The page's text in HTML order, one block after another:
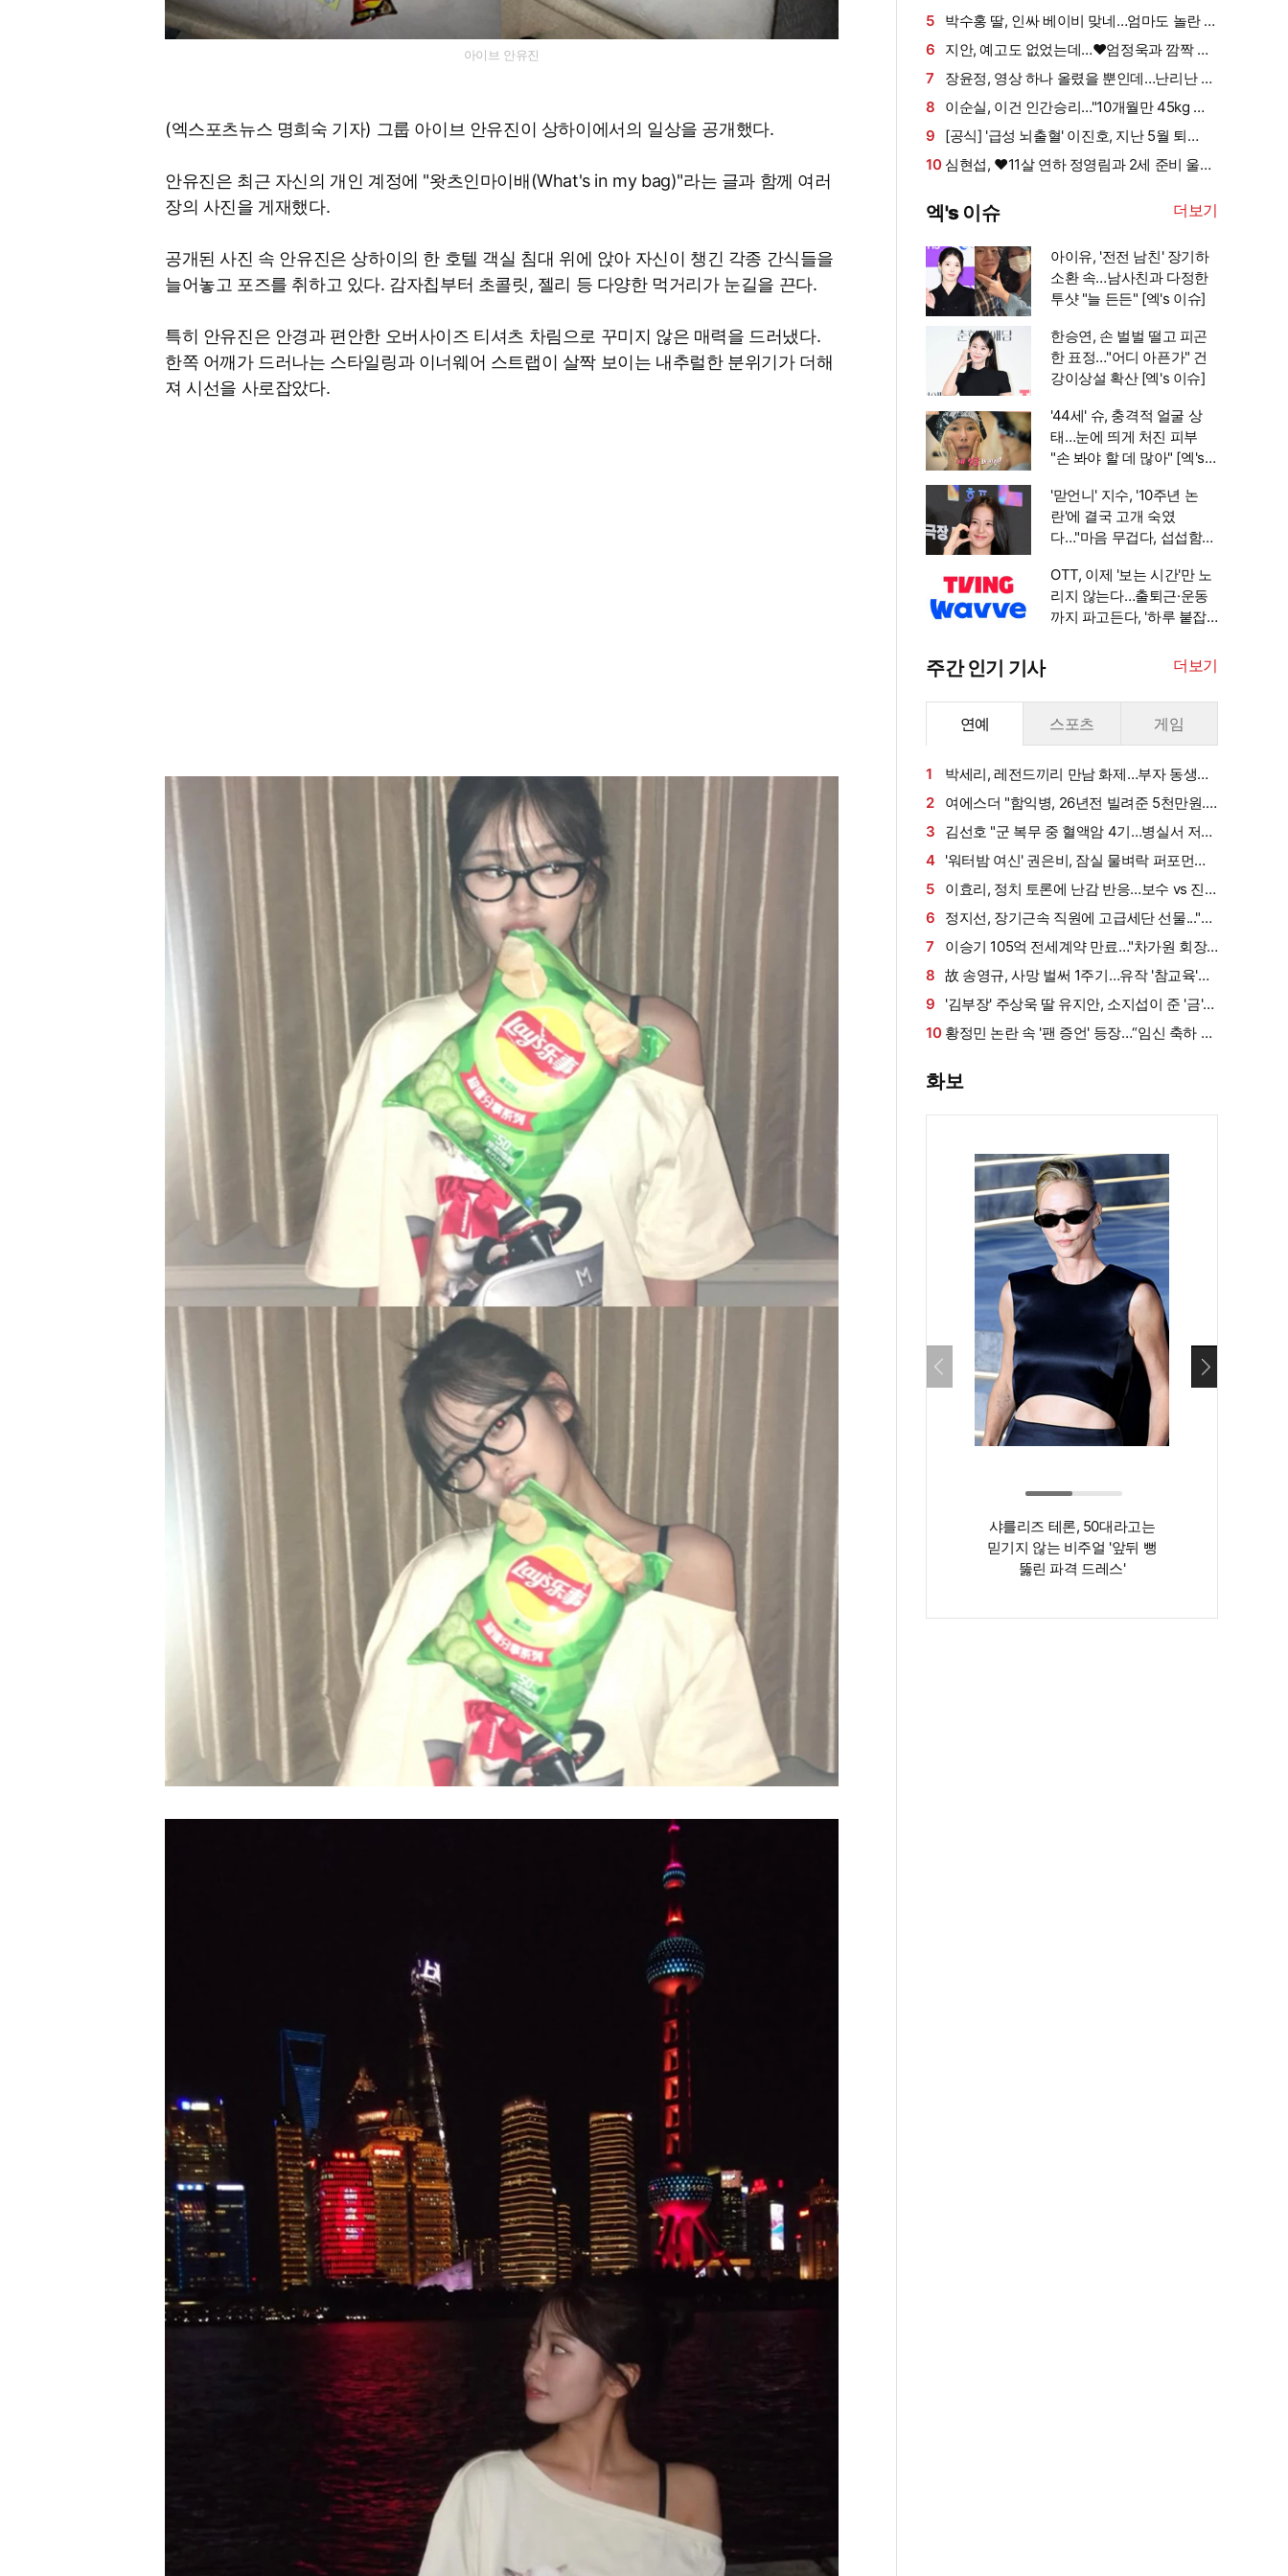
아이브 안유진
(엑스포츠뉴스 명희숙 기자) 그룹 아이브 안유진이 상하이에서의 일상을 공개했다.
안유진은 최근 자신의 개인 계정에 "왓츠인마이배(What's in my bag)"라는 글과 함께 여러
장의 사진을 게재했다.
공개된 사진 속 안유진은 상하이의 한 호텔 객실 침대 위에 앉아 자신이 챙긴 각종 간식들을
늘어놓고 포즈를 취하고 있다. 감자칩부터 초콜릿, 젤리 등 다양한 먹거리가 눈길을 끈다.
특히 안유진은 안경과 편안한 오버사이즈 티셔츠 차림으로 꾸미지 않은 매력을 드러냈다.
한쪽 어깨가 드러나는 스타일링과 이너웨어 스트랩이 살짝 보이는 내추럴한 분위기가 더해
져 시선을 사로잡았다.
안타까운 가족사 (데이앤나잇)[전일야화]
5
박수홍 딸, 인싸 베이비 맞네…엄마도 놀란 친
화력 "인생 N회차"
6
지안, 예고도 없었는데…♥엄정욱과 깜짝 결
혼 발표 "짧지만 깊은 연애, 확신 들었다" [전문]
7
장윤정, 영상 하나 올렸을 뿐인데…난리난 반
응, 누리꾼들 "더 예뻐졌네요" 술렁 [★해시태
그]
8
이순실, 이건 인간승리…"10개월만 45kg 뺐
다" 위고비로 대박, 몰라보게 달라졌다 (동치미
쇼)
9
[공식] '급성 뇌출혈' 이진호, 지난 5월 퇴
원…"현재 안정 취하는 중"
10 심현섭, ♥11살 연하 정영림과 2세 준비 울상
엑's 이슈 더보기
아이유, '전전 남친' 장기하
소환 속…남사친과 다정한
투샷 "늘 든든" [엑's 이슈]
한승연, 손 벌벌 떨고 피곤
한 표정…"어디 아픈가" 건
강이상설 확산 [엑's 이슈]
'44세' 슈, 충격적 얼굴 상
태…눈에 띄게 처진 피부
"손 봐야 할 데 많아" [엑's
'맏언니' 지수, '10주년 논
란'에 결국 고개 숙였
다…"마음 무겁다, 섭섭함
OTT, 이제 '보는 시간'만 노
리지 않는다…출퇴근·운동
까지 파고든다, '하루 붙잡
주간 인기 기사 더보기
연예 스포츠 게임
1
박세리, 레전드끼리 만남 화제…부자 동생에
게 밥 샀다가 '반전'
2
여에스더 "함익병, 26년전 빌려준 5천만원...
그덕에 사업 시작" (동상이몽2)[종합]
3
김선호 "군 복무 중 혈액암 4기…병실서 저만
살아남았다" (내 남은 연애)
4
'워터밤 여신' 권은비, 잠실 물벼락 퍼포먼스
'후끈'…두산 승리요정 등극
5
이효리, 정치 토론에 난감 반응…보수 vs 진
보 사연에 "빠지면 안 될까요?"
6
정지선, 장기근속 직원에 고급세단 선물..."차
부담되면 명품백도 가능" (사당귀)[전일야화]
7
이승기 105억 전세계약 만료…"차가원 회장,
보증금 안 주면 법적 조치"
8 故 송영규, 사망 벌써 1주기…유작 '참교육'서
묵직한 존재감
9
'김부장' 주상욱 딸 유지안, 소지섭이 준 '금'
방치했다…"비누인 줄"
10 황정민 논란 속 '팬 증언' 등장…“임신 축하 전
화보
샤를리즈 테론, 50대라고는
믿기지 않는 비주얼 '앞뒤 뻥
뚫린 파격 드레스'